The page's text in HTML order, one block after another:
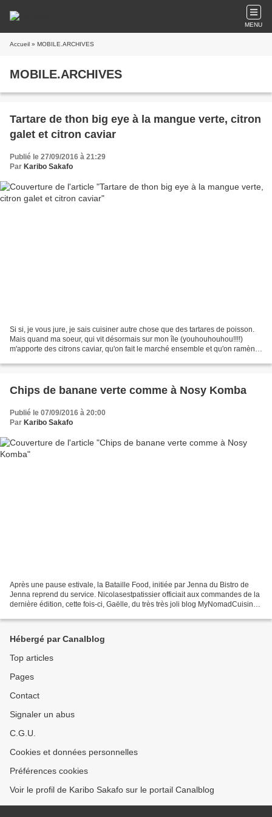
MENU
Accueil » MOBILE.ARCHIVES
MOBILE.ARCHIVES
Tartare de thon big eye à la mangue verte, citron
galet et citron caviar
Publié le 27/09/2016 à 21:29
Par Karibo Sakafo
Si si, je vous jure, je sais cuisiner autre chose que des tartares de poisson.
Mais quand ma soeur, qui vit désormais sur mon île (youhouhouhou!!!!)
m'apporte des citrons caviar, qu'on fait le marché ensemble et qu'on ramène
Chips de banane verte comme à Nosy Komba
Publié le 07/09/2016 à 20:00
Par Karibo Sakafo
Après une pause estivale, la Bataille Food, initiée par Jenna du Bistro de
Jenna reprend du service. Nicolasestpatissier officiait aux commandes de la
dernière édition, cette fois-ci, Gaëlle, du très très joli blog MyNomadCuisine
Hébergé par Canalblog
Top articles
Pages
Contact
Signaler un abus
C.G.U.
Cookies et données personnelles
Préférences cookies
Voir le profil de Karibo Sakafo sur le portail Canalblog